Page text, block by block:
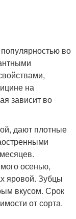
популярностью во
на
зависит во
дают плотные
осенью,
яровой. Зубцы
вкусом. Срок
от сорта.